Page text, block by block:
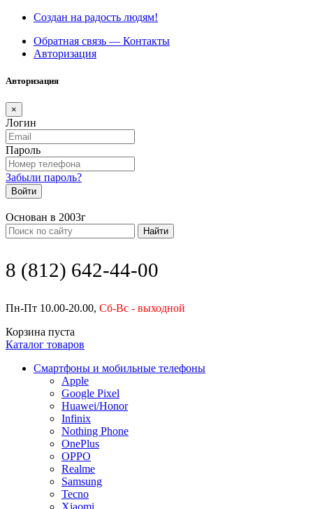
Создан на радость людям!
Обратная связь — Контакты
Авторизация
Авторизация
×
Логин
Пароль
Забыли пароль?
Войти
Основан в 2003г
Найти
8 (812) 642-44-00
Пн-Пт 10.00-20.00, Сб-Вс - выходной
Корзина пуста
Каталог товаров
Смартфоны и мобильные телефоны
Apple
Google Pixel
Huawei/Honor
Infinix
Nothing Phone
OnePlus
OPPO
Realme
Samsung
Tecno